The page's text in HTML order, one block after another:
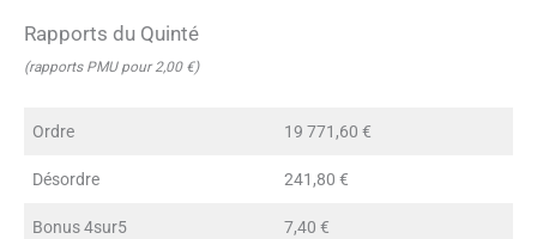
Rapports du Quinté
(rapports PMU pour 2,00 €)
Ordre 19 771,60 €
Désordre 241,80 €
Bonus 4sur5 7,40 €